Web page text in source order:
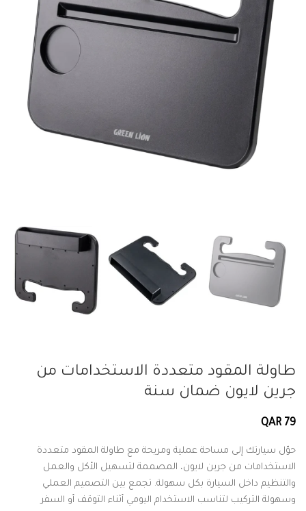
طاولة المقود متعددة الاستخدامات من
جرين لايون ضمان سنة
QAR 79
حوّل سيارتك إلى مساحة عملية ومريحة مع طاولة المقود متعددة
الاستخدامات من جرين لايون، المصممة لتسهيل الأكل والعمل
والتنظيم داخل السيارة بكل سهولة. تجمع بين التصميم العملي
وسهولة التركيب لتناسب الاستخدام اليومي أثناء التوقف أو السفر